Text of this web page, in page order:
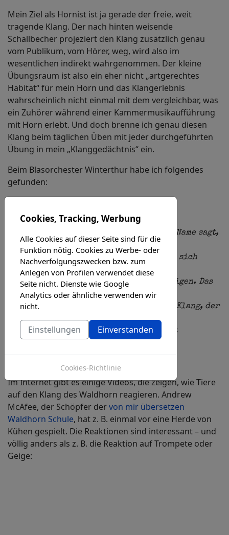
Mein Ziel als Hornist ist ja gerade der freie, weit
tragende Klang. Der nach hinten weisende
Schallbecher projeziert den Klang zusätzlich genau
vom Publikum, vom Hörer, weg, wird also im
wesentlichen indirekt wahrgenommen. Der kleine
Übungsraum ist also ein eher nicht „artgerechtes
Habitat“ für mein Horn und das Klangerlebnis
wahrscheinlich nicht einmal mit dem vergleichbar, was
ein Zuhörer während einer Kammermusikaufführung
mit Horn erlebt. Und doch brenne ich genau diesen
Klang beim täglichen Üben mit jeder durchgeführten
Übung in mein „Klanggedächtnis“ ein.
Beim Blasorchester Winterthur habe ich folgendes
gefunden:
Blechblasinstrumenten. Wie schon sein Name sagt,
wurde es von Jägern im Wald benutzt, um sich
durch Signale miteinander zu verständigen. Das
Waldhorn hat einen weichen, tragenden Klang, der
weithin zu hören ist und das Wild nicht
erschreckt.
Im Internet gibt es einige Videos, die zeigen, wie Tiere
auf den Klang des Waldhorn reagieren. Andrew
McAfee, der Schöpfer dervon mir übersetzen
Waldhorn Schule, hat z. B. einmal vor eine Herde von
Kühen gespielt. Die Reaktionen sind interessant – und
völlig anders als z. B. die Reaktion auf Trompete oder
Geige:
Cookies, Tracking, Werbung
Alle Cookies auf dieser Seite sind für die
Funktion nötig. Cookies zu Werbe- oder
Nachverfolgungszwecken bzw. zum
Anlegen von Profilen verwendet diese
Seite nicht. Dienste wie Google
Analytics oder ähnliche verwenden wir
nicht.
Einstellungen Einverstanden
Cookies-Richtlinie